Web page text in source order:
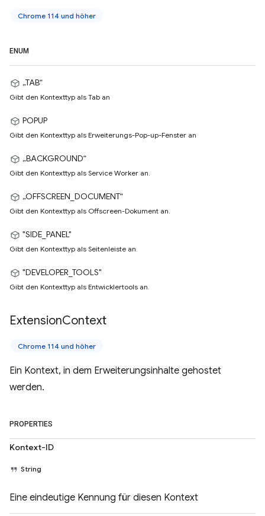
Chrome 114 und höher
ENUM
„TAB“
Gibt den Kontexttyp als Tab an
POPUP
Gibt den Kontexttyp als Erweiterungs-Pop-up-Fenster an
„BACKGROUND“
Gibt den Kontexttyp als Service Worker an.
„OFFSCREEN_DOCUMENT“
Gibt den Kontexttyp als Offscreen-Dokument an.
"SIDE_PANEL"
Gibt den Kontexttyp als Seitenleiste an.
"DEVELOPER_TOOLS"
Gibt den Kontexttyp als Entwicklertools an.
ExtensionContext
Chrome 114 und höher
Ein Kontext, in dem Erweiterungsinhalte gehostet
werden.
PROPERTIES
Kontext-ID
String
Eine eindeutige Kennung für diesen Kontext